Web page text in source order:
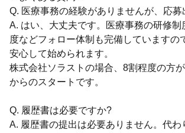
Q. 医療事務の経験がありませんが、応
A. はい、大丈夫です。医療事務の研修制
度などフォロー体制も完備していますの
安心して始められます。
株式会社ソラストの場合、8割程度の方
からのスタートです。
Q. 履歴書は必要ですか?
A. 履歴書の提出は必要ありません。代わ